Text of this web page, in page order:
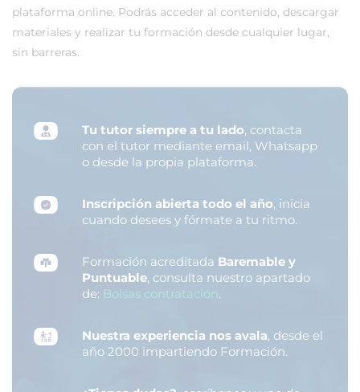
plataforma online. Podrás acceder al contenido, descargar
materiales y realizar tu formación desde cualquier lugar,
sin barreras.
Tu tutor siempre a tu lado, contacta
con el tutor mediante email, Whatsapp
o desde la propia plataforma.
Inscripción abierta todo el año, inicia
cuando desees y fórmate a tu ritmo.
Formación acreditada Baremable y
Puntuable, consulta nuestro apartado
de: Bolsas contratación.
Nuestra experiencia nos avala, desde el
año 2000 impartiendo Formación.